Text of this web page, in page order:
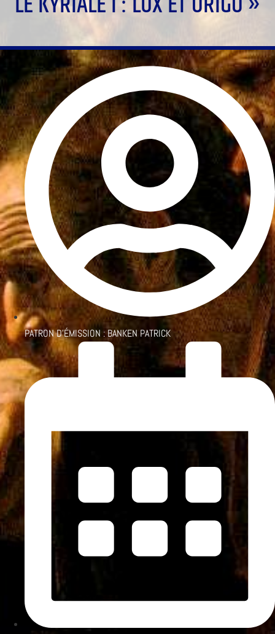
PATRON D'ÉMISSION :BANKEN PATRICK